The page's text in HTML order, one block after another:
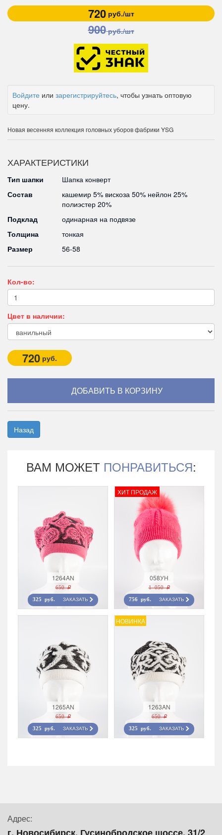
720руб./шт
900руб./шт
Войдите или зарегистрируйтесь, чтобы узнать оптовую
цену.
Новая весенняя коллекция головных уборов фабрики YSG
ХАРАКТЕРИСТИКИ
Тип шапки
Шапка конверт
Состав
кашемир 5% вискоза 50% нейлон 25%
полиэстер 20%
Подклад
одинарная на подвязе
Толщина
тонкая
Размер
56-58
Кол-во:
Цвет в наличии:
720 руб.
Назад
ВАМ МОЖЕТ ПОНРАВИТЬСЯ:
1264AN
650 r
325 руб. ЗАКАЗАТЬ
ХИТ ПРОДАЖ
058УН
1 050 r
756 руб. ЗАКАЗАТЬ
1265AN
650 r
325 руб. ЗАКАЗАТЬ
НОВИНКА
1263AN
650 r
325 руб. ЗАКАЗАТЬ
Адрес:
г. Новосибирск, Гусинобродское шоссе, 31/2